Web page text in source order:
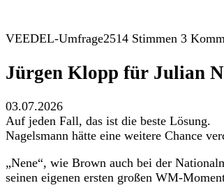
VEEDEL-Umfrage2514 Stimmen 3
Jürgen Klopp für Julian
03.07.2026
Auf jeden Fall, das ist die beste Lösung.
Nagelsmann hätte eine weitere Chance
„Nene“, wie Brown auch bei der
seinen eigenen ersten großen WM-